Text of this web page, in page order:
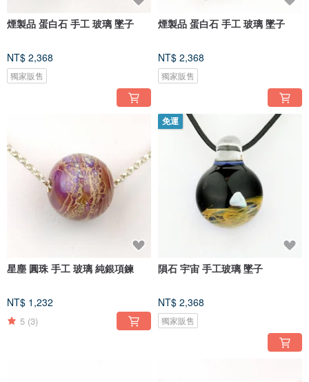
煙製品 蛋白石 手工 玻璃 墜子
NT$ 2,368
獨家販售
煙製品 蛋白石 手工 玻璃 墜子
NT$ 2,368
獨家販售
星塵 圓珠 手工 玻璃 純銀項鍊
NT$ 1,232
5 (3)
免運
隕石 宇宙 手工玻璃 墜子
NT$ 2,368
獨家販售